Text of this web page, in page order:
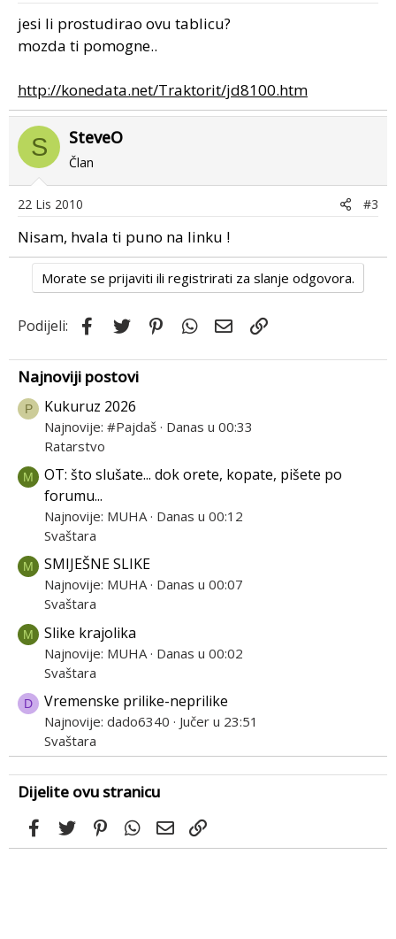
jesi li prostudirao ovu tablicu?
mozda ti pomogne..
http://konedata.net/Traktorit/jd8100.htm
S SteveO
Član
22 Lis 2010 #3
Nisam, hvala ti puno na linku !
Morate se prijaviti ili registrirati za slanje odgovora.
Podijeli: Facebook
Twitter PinterestWhatsApp
Email
Najnoviji postovi
P Kukuruz 2026
Najnovije: #Pajdaš Danas u 00:33
Ratarstvo
M
OT: što slušate... dok orete, kopate, pišete po
forumu...
Najnovije: MUHA Danas u 00:12
Svaštara
M SMIJEŠNE SLIKE
Najnovije: MUHA Danas u 00:07
Svaštara
M Slike krajolika
Najnovije: MUHA Danas u 00:02
Svaštara
D Vremenske prilike-neprilike
Najnovije: dado6340
Jučer u 23:51
Svaštara
Dijelite ovu stranicu
FacebookTwitterPinterestWhatsApp
Email